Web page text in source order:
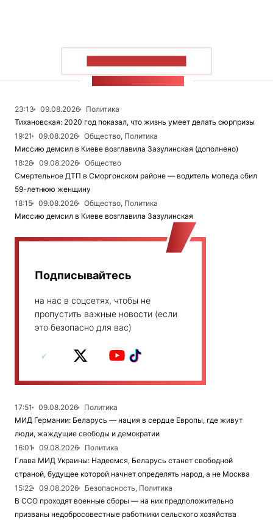
23:13 09.08.2026
Политика
Тихановская: 2020 год показал, что жизнь умеет делать сюрпризы
19:21
09.08.2026
Общество, Политика
Миссию демсил в Киеве возглавила Зазулинская (дополнено)
18:28
09.08.2026
Общество
Смертельное ДТП в Сморгонском районе — водитель мопеда сбил
59-летнюю женщину
18:15
09.08.2026
Общество, Политика
Миссию демсил в Киеве возглавила Зазулинская
Подписывайтесь
на нас в соцсетях, чтобы не
пропустить важные новости (если
это безопасно для вас)
17:51 09.08.2026
Политика
МИД Германии: Беларусь — нация в сердце Европы, где живут
люди, жаждущие свободы и демократии
16:01
09.08.2026
Политика
Глава МИД Украины: Надеемся, Беларусь станет свободной
страной, будущее которой начнет определять народ, а не Москва
15:22
09.08.2026
Безопасность, Политика
В ССО проходят военные сборы — на них предположительно
призваны недобросовестные работники сельского хозяйства